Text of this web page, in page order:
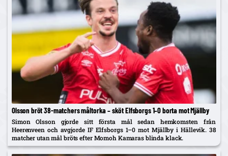
Olsson bröt 38-matchers måltorka – sköt Elfsborgs 1–0 borta mot Mjällby
Simon Olsson gjorde sitt första mål sedan hemkomsten från
Heerenveen och avgjorde IF Elfsborgs 1–0 mot Mjällby i Hällevik. 38
matcher utan mål bröts efter Momoh Kamaras blinda klack.